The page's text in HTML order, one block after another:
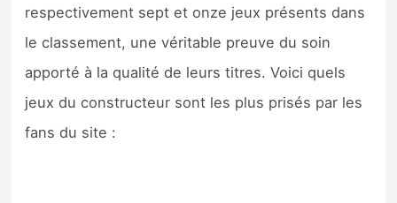
respectivement sept et onze jeux présents dans
le classement, une véritable preuve du soin
apporté à la qualité de leurs titres. Voici quels
jeux du constructeur sont les plus prisés par les
fans du site :